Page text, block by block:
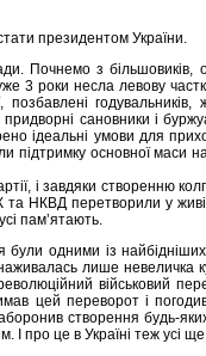
президентом України.
Почнемо з
роки несла левову частку
годувальників,
сановники і
ідеальні умови для
підтримку основної маси
і завдяки створенню
НКВД перетворили у живі
пам’ятають.
одними із
лише невеличка
військовий
цей переворот і
створення будь-
І про це в Україні теж усі